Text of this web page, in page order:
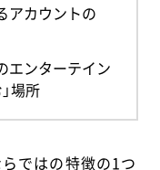
アカウントの
エンターテイン
場所
ではの特徴の1つ